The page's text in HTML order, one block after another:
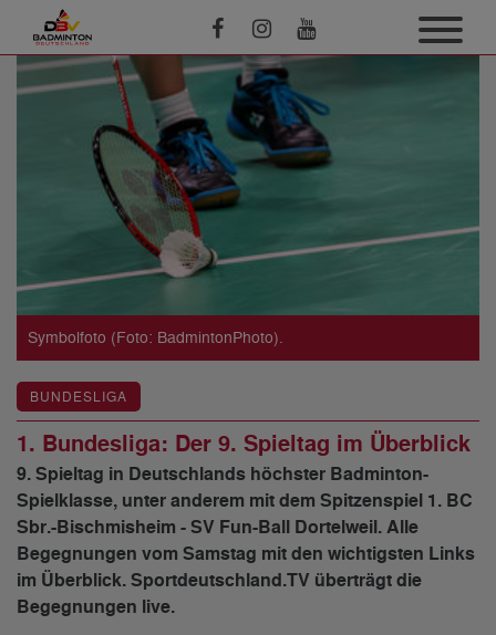
Symbolfoto (Foto: BadmintonPhoto).
BUNDESLIGA
1. Bundesliga: Der 9. Spieltag im Überblick
9. Spieltag in Deutschlands höchster Badminton-
Spielklasse, unter anderem mit dem Spitzenspiel 1. BC
Sbr.-Bischmisheim - SV Fun-Ball Dortelweil. Alle
Begegnungen vom Samstag mit den wichtigsten Links
im Überblick. Sportdeutschland.TV überträgt die
Begegnungen live.